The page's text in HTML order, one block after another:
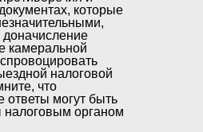
которые
доначисление
камеральной
налоговой
что
ответы могут быть
налоговым органом